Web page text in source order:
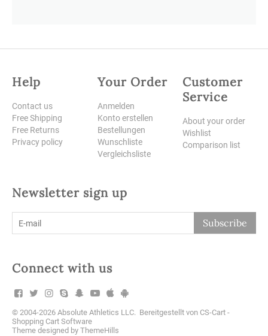
Help
Contact us
Free Shipping
Free Returns
Privacy policy
Your Order
Anmelden
Konto erstellen
Bestellungen
Wunschliste
Vergleichsliste
Customer
Service
About your order
Wishlist
Comparison list
Newsletter sign up
Subscribe
Connect with us
© 2004-2026 Absolute Athletics LLC. Bereitgestellt von CS-Cart -
Shopping Cart Software
Theme designed by ThemeHills